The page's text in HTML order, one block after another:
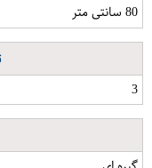
80 سانتی متر
3